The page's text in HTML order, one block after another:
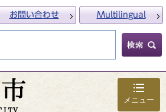
メニュー
お問い合わせ Multilingual